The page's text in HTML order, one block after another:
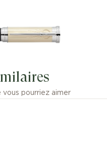
vous pourriez aimer